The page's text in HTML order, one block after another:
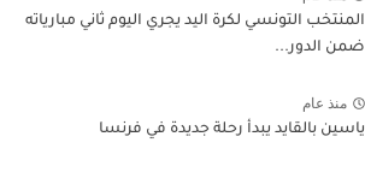
المنتخب التونسي لكرة اليد يجري اليوم ثاني مبارياته
ضمن الدور...
منذ عام
ياسين بالقايد يبدأ رحلة جديدة في فرنسا